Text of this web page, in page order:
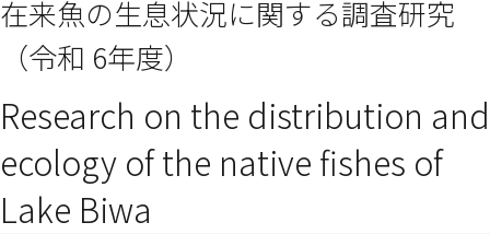
ドウで開きます）
ンドウで開きます）
ウインドウで開きます）
在来魚の生息状況に関する調査研究
（令和 6年度）
Research on the distribution and
ecology of the native fishes of
Lake Biwa